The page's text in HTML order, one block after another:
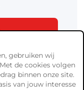
gebruiken wij
de cookies volgen
binnen onze site.
van jouw interesse